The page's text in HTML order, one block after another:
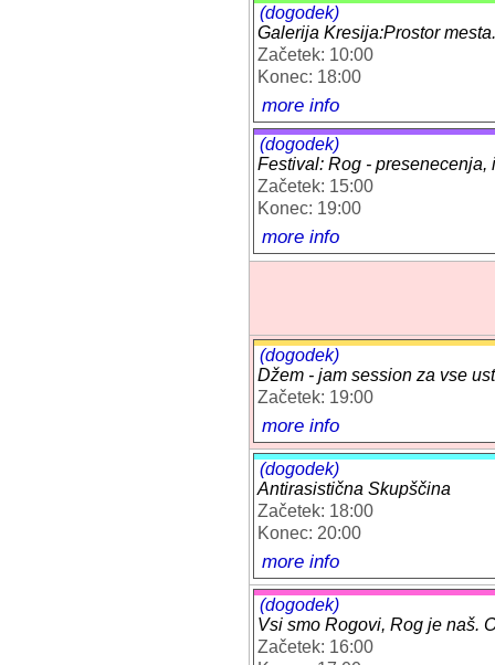
(dogodek)
Galerija Kresija:Prostor
Začetek: 10:00
Konec: 18:00
more info
(dogodek)
Festival: Rog - presenecenja,
Začetek: 15:00
Konec: 19:00
more info
(dogodek)
Džem - jam session za vse
Začetek: 19:00
more info
(dogodek)
Antirasistična Skupščina
Začetek: 18:00
Konec: 20:00
more info
(dogodek)
Vsi smo Rogovi, Rog je naš.
Začetek: 16:00